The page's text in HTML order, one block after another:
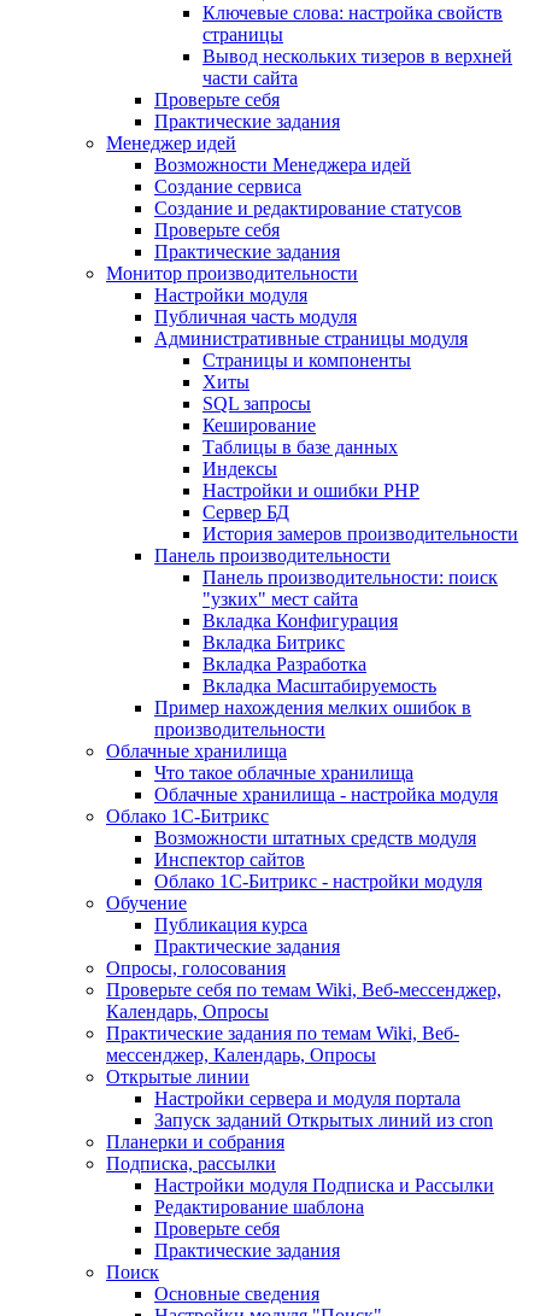
Ключевые слова: настройка свойств
страницы
Вывод нескольких тизеров в верхней
части сайта
Проверьте себя
Практические задания
Менеджер идей
Возможности Менеджера идей
Создание сервиса
Создание и редактирование статусов
Проверьте себя
Практические задания
Монитор производительности
Настройки модуля
Публичная часть модуля
Административные страницы модуля
Страницы и компоненты
Хиты
SQL запросы
Кеширование
Таблицы в базе данных
Индексы
Настройки и ошибки PHP
Сервер БД
История замеров производительности
Панель производительности
Панель производительности: поиск
"узких" мест сайта
Вкладка Конфигурация
Вкладка Битрикс
Вкладка Разработка
Вкладка Масштабируемость
Пример нахождения мелких ошибок в
производительности
Облачные хранилища
Что такое облачные хранилища
Облачные хранилища - настройка модуля
Облако 1С-Битрикс
Возможности штатных средств модуля
Инспектор сайтов
Облако 1С-Битрикс - настройки модуля
Обучение
Публикация курса
Практические задания
Опросы, голосования
Проверьте себя по темам Wiki, Веб-мессенджер,
Календарь, Опросы
Практические задания по темам Wiki, Веб-
мессенджер, Календарь, Опросы
Открытые линии
Настройки сервера и модуля портала
Запуск заданий Открытых линий из cron
Планерки и собрания
Подписка, рассылки
Настройки модуля Подписка и Рассылки
Редактирование шаблона
Проверьте себя
Практические задания
Поиск
Основные сведения